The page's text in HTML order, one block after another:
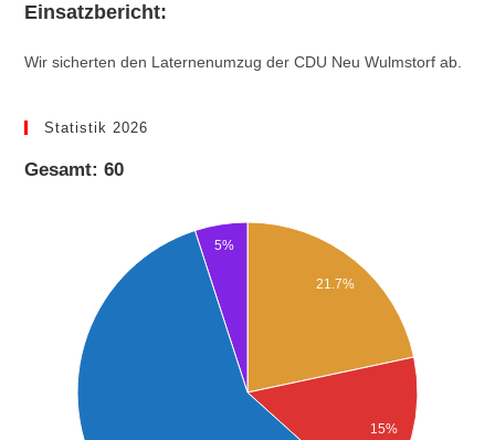
Einsatzbericht:
Wir sicherten den Laternenumzug der CDU Neu Wulmstorf ab.
Statistik 2026
Gesamt: 60
21.7%
15%
5%